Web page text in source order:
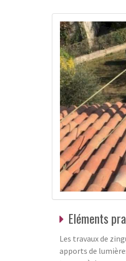
Eléments
Les travaux de
apports de